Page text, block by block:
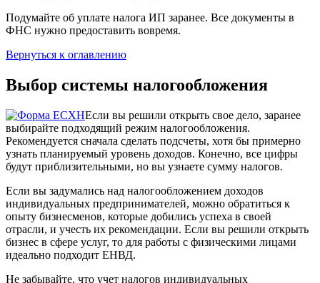
Подумайте об уплате налога ИП заранее. Все документы в
ФНС нужно предоставить вовремя.
Вернуться к оглавлению
Выбор системы налогообложения
Если вы решили открыть свое дело, заранее
выбирайте подходящий режим налогообложения.
Рекомендуется сначала сделать подсчеты, хотя бы примерно
узнать планируемый уровень доходов. Конечно, все цифры
будут приблизительными, но вы узнаете сумму налогов.
Если вы задумались над налогообложением доходов
индивидуальных предпринимателей, можно обратиться к
опыту бизнесменов, которые добились успеха в своей
отрасли, и учесть их рекомендации. Если вы решили открыть
бизнес в сфере услуг, то для работы с физическими лицами
идеально подходит ЕНВД.
Не забывайте, что учет налогов индивидуальных